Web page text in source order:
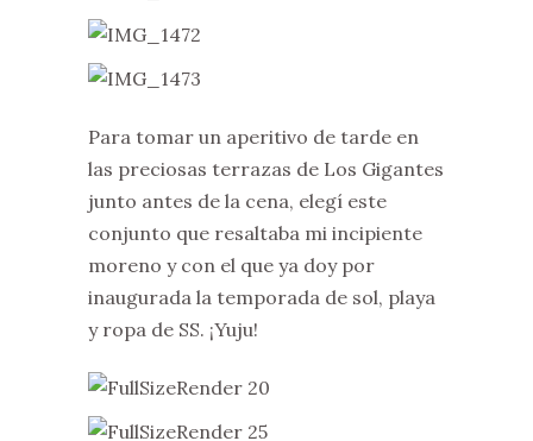
Para tomar un aperitivo de tarde en
las preciosas terrazas de Los Gigantes
junto antes de la cena, elegí este
conjunto que resaltaba mi incipiente
moreno y con el que ya doy por
inaugurada la temporada de sol, playa
y ropa de SS. ¡Yuju!